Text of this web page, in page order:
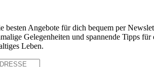
besten Angebote für dich bequem per
Gelegenheiten und spannende Tipps für
Leben.